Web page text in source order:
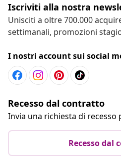
Iscriviti alla nostra
Unisciti a oltre 700.000
settimanali, promozioni
I nostri account sui social
Recesso dal contratto
Invia una richiesta di recesso
Recesso dal